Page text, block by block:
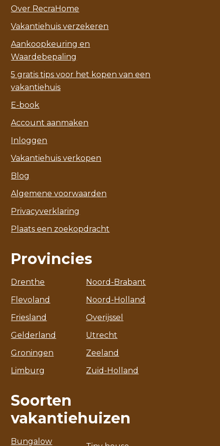
Over RecraHome
Vakantiehuis verzekeren
Aankoopkeuring en
Waardebepaling
5 gratis tips voor het kopen van een
vakantiehuis
E-book
Account aanmaken
Inloggen
Vakantiehuis verkopen
Blog
Algemene voorwaarden
Privacyverklaring
Plaats een zoekopdracht
Provincies
Drenthe
Flevoland
Friesland
Gelderland
Groningen
Limburg
Noord-Brabant
Noord-Holland
Overijssel
Utrecht
Zeeland
Zuid-Holland
Soorten
vakantiehuizen
Bungalow